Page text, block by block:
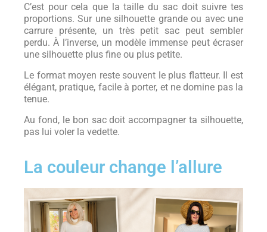
C’est pour cela que la taille du sac doit suivre tes
proportions. Sur une silhouette grande ou avec une
carrure présente, un très petit sac peut sembler
perdu. À l’inverse, un modèle immense peut écraser
une silhouette plus fine ou plus petite.
Le format moyen reste souvent le plus flatteur. Il est
élégant, pratique, facile à porter, et ne domine pas la
tenue.
Au fond, le bon sac doit accompagner ta silhouette,
pas lui voler la vedette.
La couleur change l’allure